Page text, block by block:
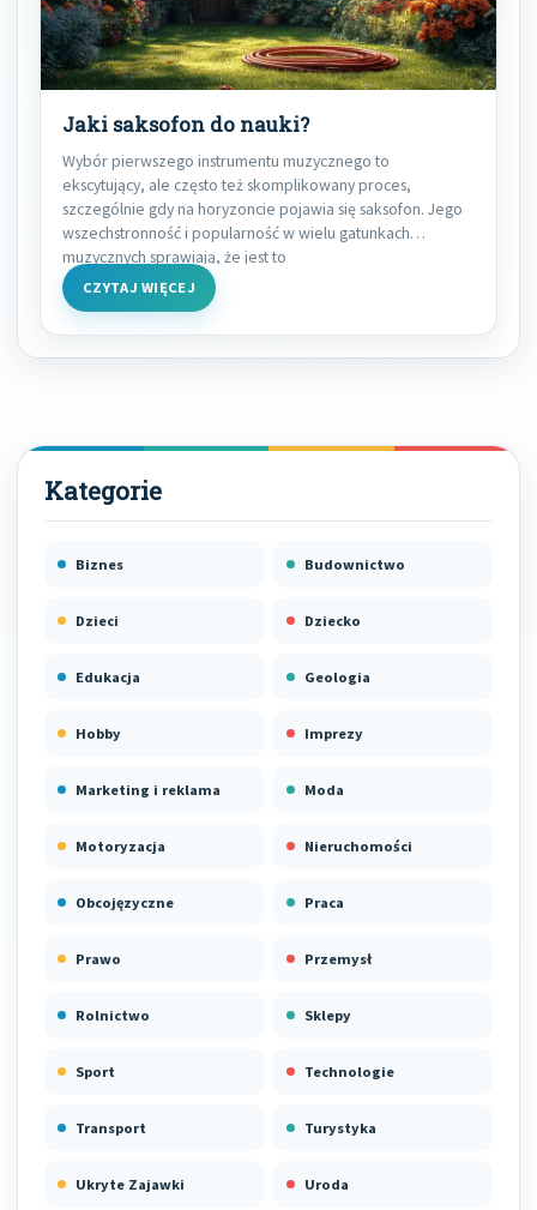
Jaki saksofon do nauki?
Wybór pierwszego instrumentu muzycznego to
ekscytujący, ale często też skomplikowany proces,
szczególnie gdy na horyzoncie pojawia się saksofon. Jego
wszechstronność i popularność w wielu gatunkach
muzycznych sprawiają, że jest to
CZYTAJ WIĘCEJ
Biznes Budownictwo
Dzieci Dziecko
Edukacja Geologia
Hobby Imprezy
Marketing i reklama Moda
Motoryzacja Nieruchomości
Obcojęzyczne Praca
Prawo Przemysł
Rolnictwo Sklepy
Sport Technologie
Transport Turystyka
Ukryte Zajawki Uroda